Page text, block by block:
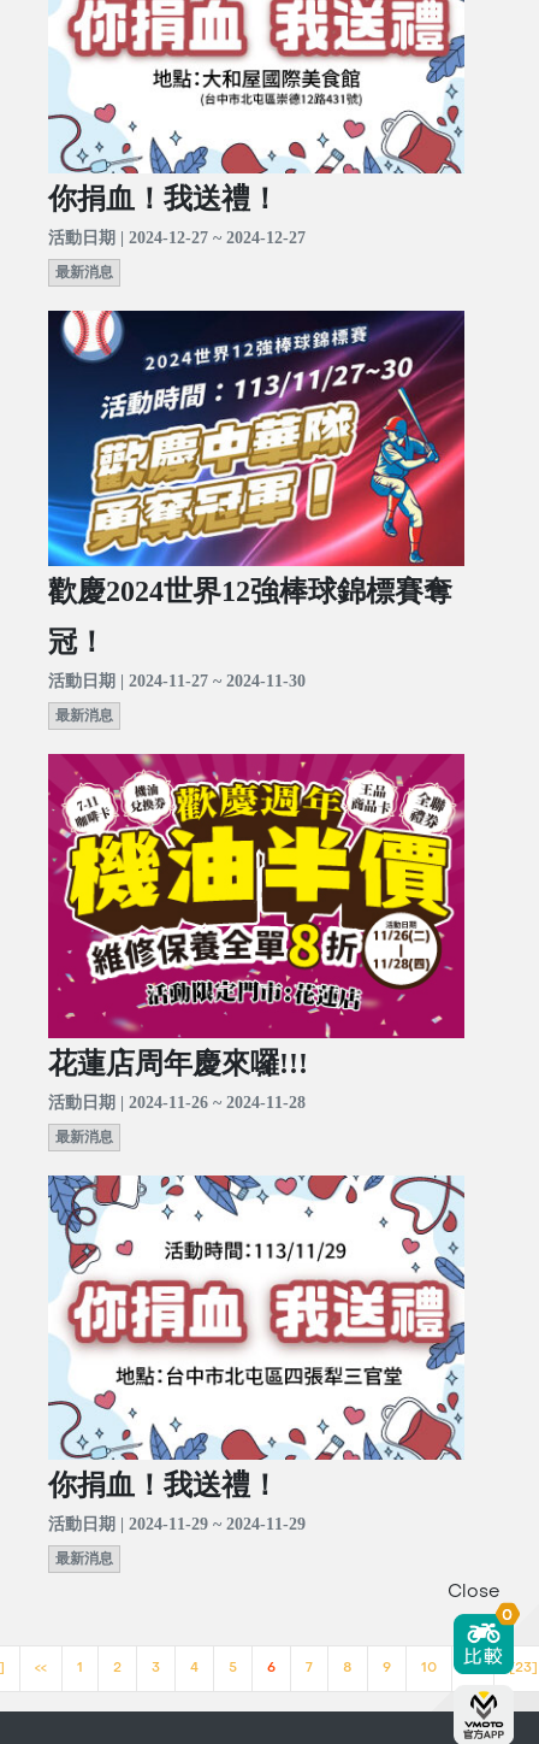
你捐血！我送禮！
活動日期 | 2024-12-27 ~ 2024-12-27
最新消息
歡慶2024世界12強棒球錦標賽奪
冠！
活動日期 | 2024-11-27 ~ 2024-11-30
最新消息
花蓮店周年慶來囉!!!
活動日期 | 2024-11-26 ~ 2024-11-28
最新消息
你捐血！我送禮！
活動日期 | 2024-11-29 ~ 2024-11-29
最新消息
<< 1 2 3 4 5 6 7 8 9 10 >> [23]
Close
0